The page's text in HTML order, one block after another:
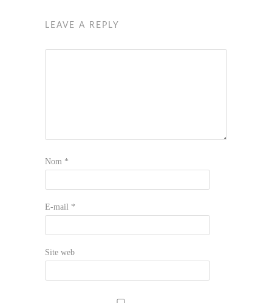
LEAVE A REPLY
Nom *
E-mail *
Site web